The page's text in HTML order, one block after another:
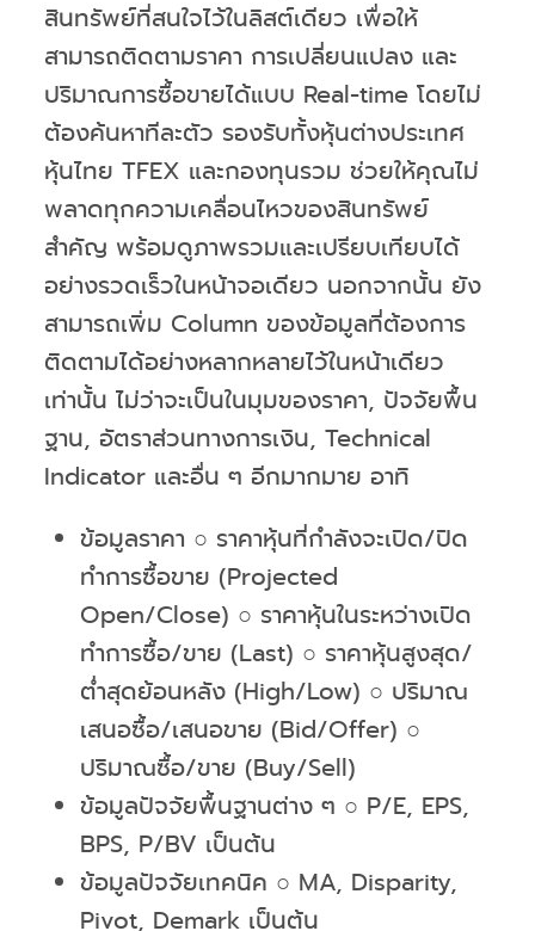
สินทรัพย์ที่สนใจไว้ในลิสต์เดียว เพื่อให้
สามารถติดตามราคา การเปลี่ยนแปลง และ
ปริมาณการซื้อขายได้แบบ Real-time โดยไม่
ต้องค้นหาทีละตัว รองรับทั้งหุ้นต่างประเทศ
หุ้นไทย TFEX และกองทุนรวม ช่วยให้คุณไม่
พลาดทุกความเคลื่อนไหวของสินทรัพย์
สำคัญ พร้อมดูภาพรวมและเปรียบเทียบได้
อย่างรวดเร็วในหน้าจอเดียว นอกจากนั้น ยัง
สามารถเพิ่ม Column ของข้อมูลที่ต้องการ
ติดตามได้อย่างหลากหลายไว้ในหน้าเดียว
เท่านั้น ไม่ว่าจะเป็นในมุมของราคา, ปัจจัยพื้น
ฐาน, อัตราส่วนทางการเงิน, Technical
Indicator และอื่น ๆ อีกมากมาย อาทิ
ข้อมูลราคา ○ ราคาหุ้นที่กำลังจะเปิด/ปิด
ทำการซื้อขาย (Projected
Open/Close) ○ ราคาหุ้นในระหว่างเปิด
ทำการซื้อ/ขาย (Last) ○ ราคาหุ้นสูงสุด/
ต่ำสุดย้อนหลัง (High/Low) ○ ปริมาณ
เสนอซื้อ/เสนอขาย (Bid/Offer) ○
ปริมาณซื้อ/ขาย (Buy/Sell)
ข้อมูลปัจจัยพื้นฐานต่าง ๆ ○ P/E, EPS,
BPS, P/BV เป็นต้น
ข้อมูลปัจจัยเทคนิค ○ MA, Disparity,
Pivot, Demark เป็นต้น